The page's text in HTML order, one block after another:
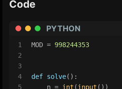
Code
PYTHON
1
2
3
4
5
MOD = 998244353
def solve():
    n =
int (input ())